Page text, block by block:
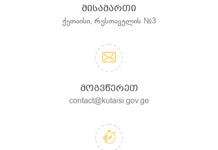
ᲛᲘᲡᲐᲛᲐᲠᲗᲘ
ქუთაისი, რუსთაველის №3
ᲛᲝᲒᲕᲬᲔᲠᲔᲗ
contact@kutaisi.gov.ge